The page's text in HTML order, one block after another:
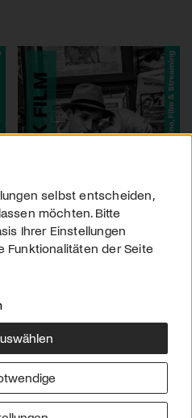
Impressum
selbst entscheiden,
möchten. Bitte
Ihrer Einstellungen
Funktionalitäten der Seite